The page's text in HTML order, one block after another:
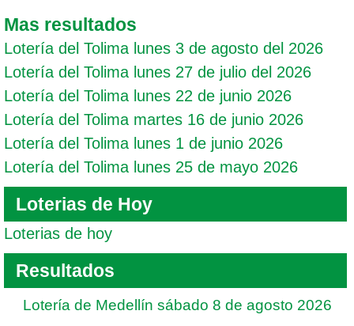
Mas resultados
Lotería del Tolima lunes 3 de agosto del 2026
Lotería del Tolima lunes 27 de julio del 2026
Lotería del Tolima lunes 22 de junio 2026
Lotería del Tolima martes 16 de junio 2026
Lotería del Tolima lunes 1 de junio 2026
Lotería del Tolima lunes 25 de mayo 2026
Loterias de Hoy
Loterias de hoy
Resultados
Lotería de Medellín sábado 8 de agosto 2026